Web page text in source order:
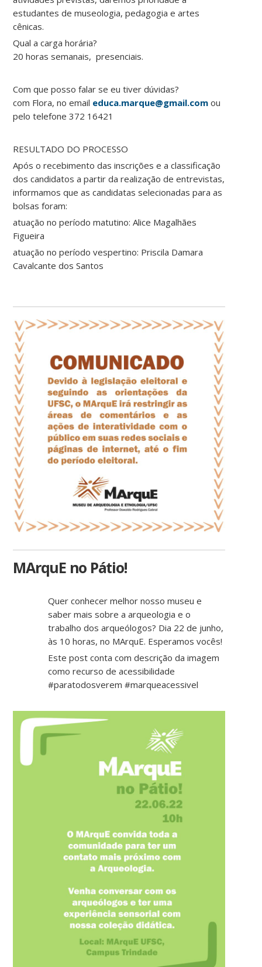
estudantes de museologia, pedagogia e artes
cênicas.
Qual a carga horária?
20 horas semanais, presenciais.
Com que posso falar se eu tiver dúvidas?
com Flora, no email educa.marque@gmail.com ou
pelo telefone 372 16421
RESULTADO DO PROCESSO
Após o recebimento das inscrições e a classificação
dos candidatos a partir da realização de entrevistas,
informamos que as candidatas selecionadas para as
bolsas foram:
atuação no período matutino: Alice Magalhães
Figueira
atuação no período vespertino: Priscila Damara
Cavalcante dos Santos
MArquE no Pátio!
Quer conhecer melhor nosso museu e
saber mais sobre a arqueologia e o
trabalho dos arqueólogos? Dia 22 de junho,
às 10 horas, no MArquE. Esperamos vocês!
Este post conta com descrição da imagem
como recurso de acessibilidade
#paratodosverem #marqueacessivel